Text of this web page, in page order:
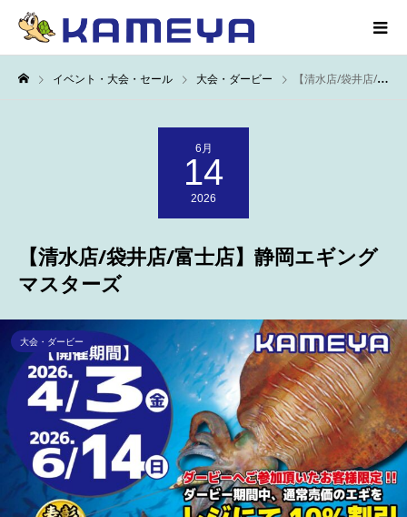
イベント・大会・セール 大会・ダービー 【清水店/袋井店/富士店】静岡エギングマスターズ
6月
14
2026
【清水店/袋井店/富士店】静岡エギング
マスターズ
大会・ダービー